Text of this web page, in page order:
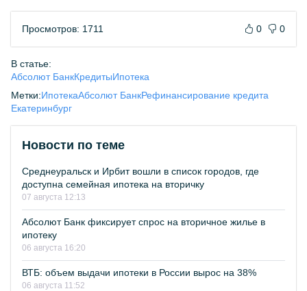
Просмотров: 1711 0 0
В статье:
Абсолют БанкКредитыИпотека
Метки:ИпотекаАбсолют БанкРефинансирование кредита
Екатеринбург
Новости по теме
Среднеуральск и Ирбит вошли в список городов, где
доступна семейная ипотека на вторичку
07 августа 12:13
Абсолют Банк фиксирует спрос на вторичное жилье в
ипотеку
06 августа 16:20
ВТБ: объем выдачи ипотеки в России вырос на 38%
06 августа 11:52